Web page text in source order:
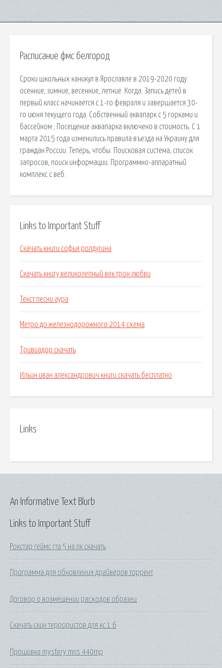
Расписание фмс белгород
Сроки школьных каникул в Ярославле в 2019-2020 году:
осенние, зимние, весенние, летние. Когда. Запись детей в
первый класс начинается с 1-го февраля и завершается 30-
го июня текущего года. Собственный аквапарк с 5 горками и
бассейном ; Посещение аквапарка включено в стоимость. С 1
марта 2015 года изменились правила въезда на Украину для
граждан России. Теперь, чтобы. Поисковая сиcтема, список
запросов, поиск информации. Программно-аппаратный
комплекс с веб.
Links to Important Stuff
Скачать книги софья ролдугина
Скачать книгу великолепный век трон любви
Текст песни аура
Метро до железнодорожного 2014 схема
Тривиадор скачать
Ильин иван александрович книги скачать бесплатно
Links
Links to Important Stuff
Рокстар геймс гта 5 на пк скачать
Программа для обновления драйверов торрент
Договор о возмещении расходов образец
Скачать скин террористов для кс 1 6
Прошивка mystery mns 440mp
An Informative Text Blurb